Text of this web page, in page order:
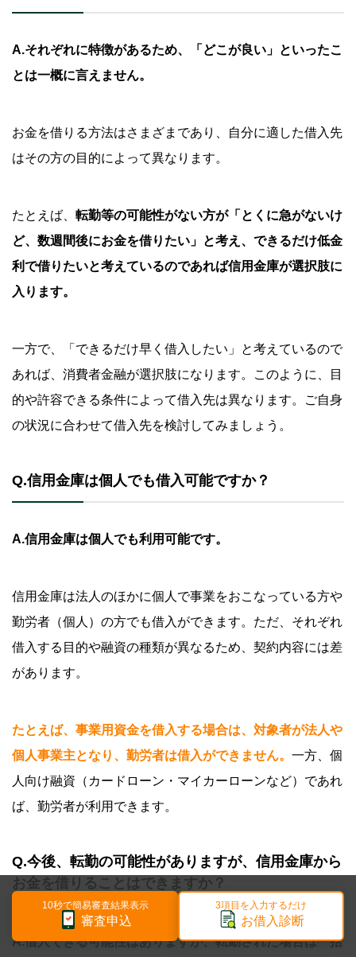
A.それぞれに特徴があるため、「どこが良い」といったこ
とは一概に言えません。
お金を借りる方法はさまざまであり、自分に適した借入先
はその方の目的によって異なります。
たとえば、 転勤等の可能性がない方が「とくに急がないけ
ど、数週間後にお金を借りたい」と考え、できるだけ低金
利で借りたいと考えているのであれば信用金庫が選択肢に
入ります。
一方で、「できるだけ早く借入したい」と考えているので
あれば、消費者金融が選択肢になります。このように、目
的や許容できる条件によって借入先は異なります。ご自身
の状況に合わせて借入先を検討してみましょう。
Q.信用金庫は個人でも借入可能ですか？
A.信用金庫は個人でも利用可能です。
信用金庫は法人のほかに個人で事業をおこなっている方や
勤労者（個人）の方でも借入ができます。ただ、それぞれ
借入する目的や融資の種類が異なるため、契約内容には差
があります。
たとえば、事業用資金を借入する場合は、対象者が法人や
個人事業主となり、勤労者は借入ができません。 一方、個
人向け融資（カードローン・マイカーローンなど）であれ
ば、勤労者が利用できます。
Q.今後、転勤の可能性がありますが、信用金庫から
お金を借りることはできますか？
A.借入できる可能性はありますが、転勤された場合は一括
審査申込
10秒で簡易審査結果表示
お借入診断
3項目を入力するだけ